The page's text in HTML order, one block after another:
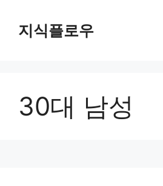
지식플로우
30대 남성